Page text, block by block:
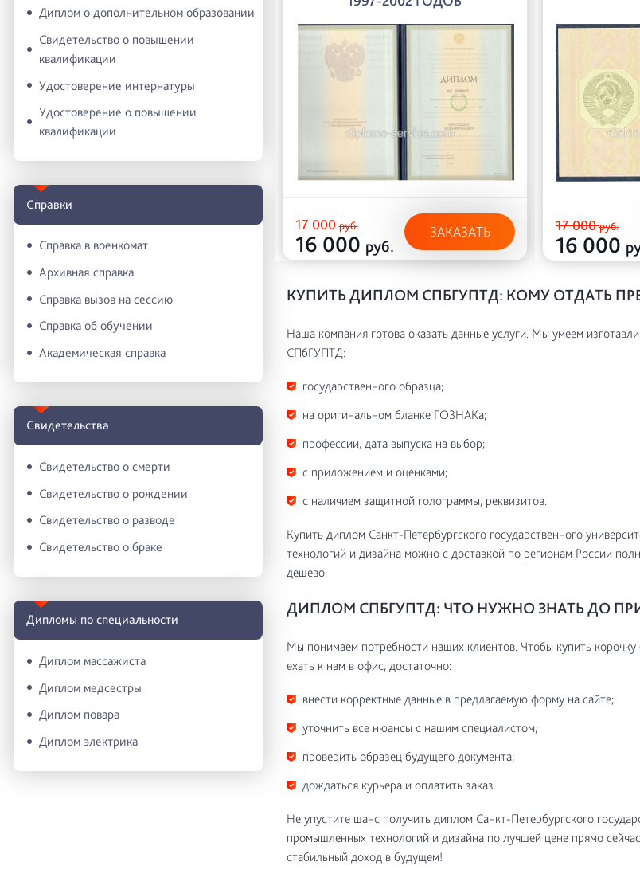
Диплом о дополнительном образовании
Свидетельство о повышении
квалификации
Удостоверение интернатуры
Удостоверение о повышении
квалификации
Справки
Справка в военкомат
Архивная справка
Справка вызов на сессию
Справка об обучении
Академическая справка
Свидетельства
Свидетельство о смерти
Свидетельство о рождении
Свидетельство о разводе
Свидетельство о браке
Дипломы по специальности
Диплом массажиста
Диплом медсестры
Диплом повара
Диплом электрика
17 000руб.
16 000 руб.
ЗАКАЗАТЬ 17 000руб.
16 000
КУПИТЬ ДИПЛОМ СПБГУПТД: КОМУ ОТДАТЬ
Наша компания готова оказать данные услуги. Мы умеем
СПбГУПТД:
государственного образца;
на оригинальном бланке ГОЗНАКа;
профессии, дата выпуска на выбор;
с приложением и оценками;
с наличием защитной голограммы, реквизитов.
Купить диплом Санкт-Петербургского государственного
технологий и дизайна можно с доставкой по регионам России
дешево.
ДИПЛОМ СПБГУПТД: ЧТО НУЖНО ЗНАТЬ ДО
Мы понимаем потребности наших клиентов. Чтобы купить
ехать к нам в офис, достаточно:
внести корректные данные в предлагаемую форму на сайте;
уточнить все нюансы с нашим специалистом;
проверить образец будущего документа;
дождаться курьера и оплатить заказ.
Не упустите шанс получить диплом Санкт-Петербургского
промышленных технологий и дизайна по лучшей цене прямо
стабильный доход в будущем!